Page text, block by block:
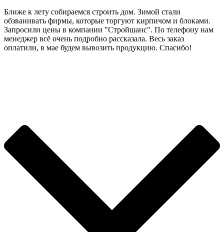
Ближе к лету собираемся строить дом. Зимой стали
обзванивать фирмы, которые торгуют кирпичом и блоками.
Запросили цены в компании "Стройшанс". По телефону нам
менеджер всё очень подробно рассказала. Весь заказ
оплатили, в мае будем вывозить продукцию. Спасибо!